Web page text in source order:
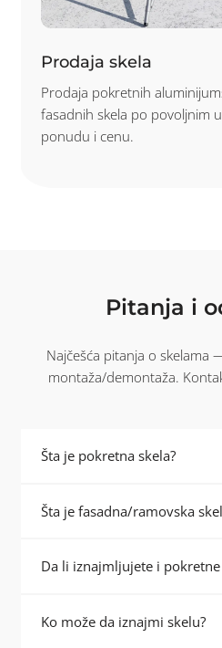
Prodaja skela
Prodaja pokretnih
fasadnih skela po povoljnim
ponudu i cenu.
Pitanja i
Najčešća pitanja o skelama
montaža/demontaža.
Šta je pokretna skela?
Šta je fasadna/ramovska
Da li iznajmljujete i pokretne
Ko može da iznajmi skelu?